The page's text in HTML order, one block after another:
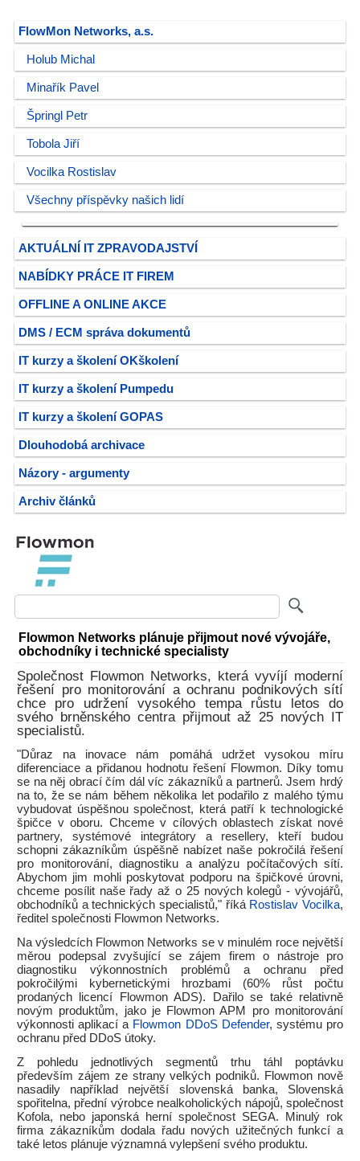
FlowMon Networks, a.s.
Holub Michal
Minařík Pavel
Špringl Petr
Tobola Jiří
Vocilka Rostislav
Všechny příspěvky našich lidí
AKTUÁLNÍ IT ZPRAVODAJSTVÍ
NABÍDKY PRÁCE IT FIREM
OFFLINE A ONLINE AKCE
DMS / ECM správa dokumentů
IT kurzy a školení OKškolení
IT kurzy a školení Pumpedu
IT kurzy a školení GOPAS
Dlouhodobá archivace
Názory - argumenty
Archiv článků
Flowmon Networks plánuje přijmout nové vývojáře,
obchodníky i technické specialisty
Společnost Flowmon Networks, která vyvíjí moderní
řešení pro monitorování a ochranu podnikových sítí
chce pro udržení vysokého tempa růstu letos do
svého brněnského centra přijmout až 25 nových IT
specialistů.
"Důraz na inovace nám pomáhá udržet vysokou míru
diferenciace a přidanou hodnotu řešení Flowmon. Díky tomu
se na něj obrací čím dál víc zákazníků a partnerů. Jsem hrdý
na to, že se nám během několika let podařilo z malého týmu
vybudovat úspěšnou společnost, která patří k technologické
špičce v oboru. Chceme v cílových oblastech získat nové
partnery, systémové integrátory a resellery, kteří budou
schopni zákazníkům úspěšně nabízet naše pokročilá řešení
pro monitorování, diagnostiku a analýzu počítačových sítí.
Abychom jim mohli poskytovat podporu na špičkové úrovni,
chceme posílit naše řady až o 25 nových kolegů - vývojářů,
obchodníků a technických specialistů," říká Rostislav Vocilka,
ředitel společnosti Flowmon Networks.
Na výsledcích Flowmon Networks se v minulém roce největší
měrou podepsal zvyšující se zájem firem o nástroje pro
diagnostiku výkonnostních problémů a ochranu před
pokročilými kybernetickými hrozbami (60% růst počtu
prodaných licencí Flowmon ADS). Dařilo se také relativně
novým produktům, jako je Flowmon APM pro monitorování
výkonnosti aplikací a Flowmon DDoS Defender, systému pro
ochranu před DDoS útoky.
Z pohledu jednotlivých segmentů trhu táhl poptávku
především zájem ze strany velkých podniků. Flowmon nově
nasadily například největší slovenská banka, Slovenská
spořitelna, přední výrobce nealkoholických nápojů, společnost
Kofola, nebo japonská herní společnost SEGA. Minulý rok
firma zákazníkům dodala řadu nových užitečných funkcí a
také letos plánuje významná vylepšení svého produktu.